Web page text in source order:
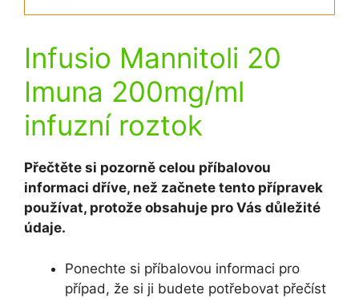
Infusio Mannitoli 20
Imuna 200mg/ml
infuzní roztok
Přečtěte si pozorně celou příbalovou
informaci dříve, než začnete tento přípravek
používat, protože obsahuje pro Vás důležité
údaje.
Ponechte si příbalovou informaci pro
případ, že si ji budete potřebovat přečíst